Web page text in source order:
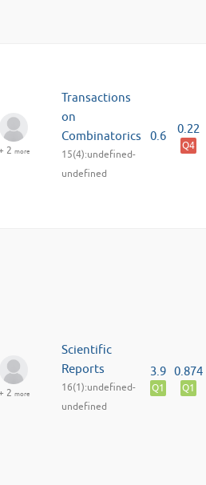
2 more
Transactions
on
Combinatorics
15(4):undefined-
undefined
0.6 0.22
Q4
2 more
Scientific
Reports
16(1):undefined-
undefined
3.9
Q1
0.874
Q1